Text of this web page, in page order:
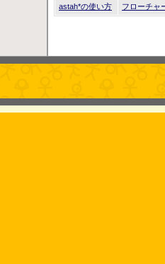
astah*の使い方
フローチャ